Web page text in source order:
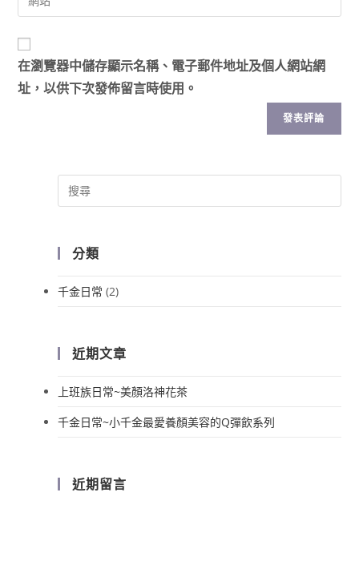
在瀏覽器中儲存顯示名稱、電子郵件地址及個人網站網
址，以供下次發佈留言時使用。
分類
千金日常 (2)
近期文章
上班族日常~美顏洛神花茶
千金日常~小千金最愛養顏美容的Q彈飲系列
近期留言